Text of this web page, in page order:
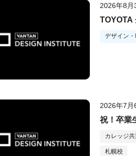
2026年8月
TOYOTA
デザイン
2026年7月
祝！卒業
カレッジ共
札幌校